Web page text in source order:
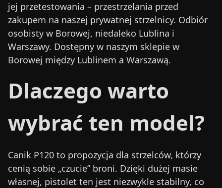
jej przetestowania – przestrzelania przed
zakupem na naszej prywatnej strzelnicy. Odbiór
osobisty w Borowej, niedaleko Lublina i
Warszawy. Dostępny w naszym sklepie w
Borowej między Lublinem a Warszawą.
Dlaczego warto
wybrać ten model?
Canik P120 to propozycja dla strzelców, którzy
cenią sobie „czucie” broni. Dzięki dużej masie
własnej, pistolet ten jest niezwykle stabilny, co